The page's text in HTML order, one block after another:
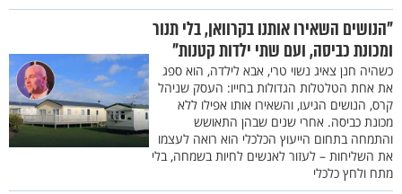
"הנושים השאירו אותנו בקרוואן, בלי תנור
ומכונת כביסה, ועם שתי ילדות קטנות"
כשהיה חנן צאיג נשוי טרי, אבא לילדה, הוא ספג
את אחת הטלטלות הגדולות בחייו: העסק שניהל
קרס, הנושים הגיעו, והשאירו אותו אפילו ללא
מכונת כביסה. אחרי שנים שבהן התאושש
והתמחה בתחום הייעוץ הכלכלי הוא רואה לעצמו
את השליחות – לעזור לאנשים לחיות בשמחה, בלי
מתח ולחץ כלכלי